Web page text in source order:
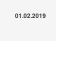
01.02.2019